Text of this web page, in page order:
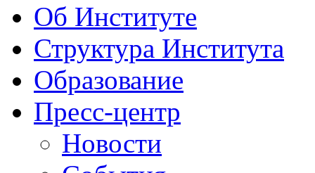
Об Институте
Структура Института
Образование
Пресс-центр
Новости